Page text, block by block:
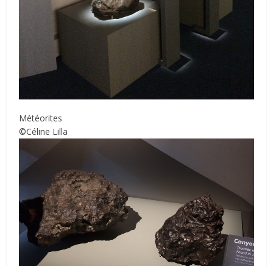
Météorites
©Céline Lilla